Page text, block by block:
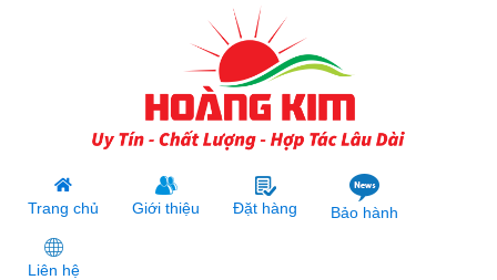
Trang chủ Giới thiệu Đặt hàng Bảo hành
Liên hệ